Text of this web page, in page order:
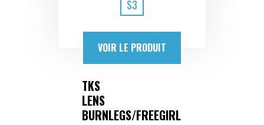
S3
VOIR LE PRODUIT
TKS
LENS
BURNLEGS/FREEGIRL